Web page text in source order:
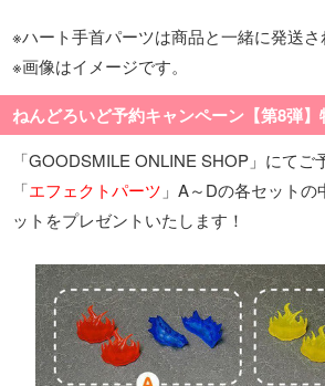
※ハート手首パーツは商品と一緒に発送さ
※画像はイメージです。
ねんどろいど予約キャンペーン【第8弾】
「GOODSMILE ONLINE SHOP」にてご
「エフェクトパーツ 」A～Dの各セット
ットをプレゼントいたします！